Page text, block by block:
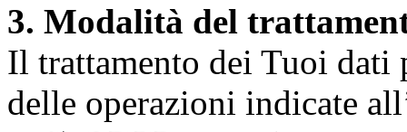
3. Modalità del
Il trattamento dei Tuoi dati
delle operazioni indicate